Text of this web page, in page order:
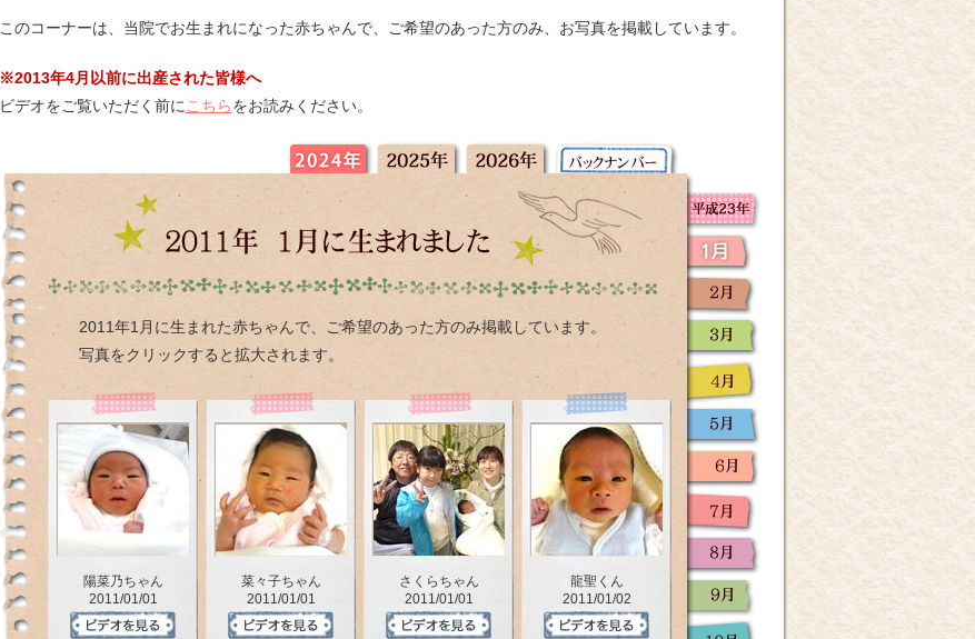
このコーナーは、当院でお生まれになった赤ちゃんで、ご希望のあった方のみ、お写真を掲載しています。
※2013年4月以前に出産された皆様へ
ビデオをご覧いただく前に こちらをお読みください。
2011年1月に生まれた赤ちゃんで、ご希望のあった方のみ掲載しています。
写真をクリックすると拡大されます。
陽菜乃ちゃん
2011/01/01
菜々子ちゃん
2011/01/01
さくらちゃん
2011/01/01
龍聖くん
2011/01/02